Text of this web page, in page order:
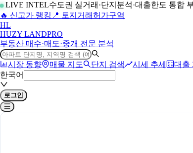
LIVE INTEL수도권 실거래·단지분석·대출한도 통합
🔥 신고가 랭킹 📍 토지거래허가구역
HL
HUZY LANDPRO
부동산 매수·매도·중개 전문 분석
시장 동향 매물 지도 단지 검색 시세 추세
대출
한국어
로그인